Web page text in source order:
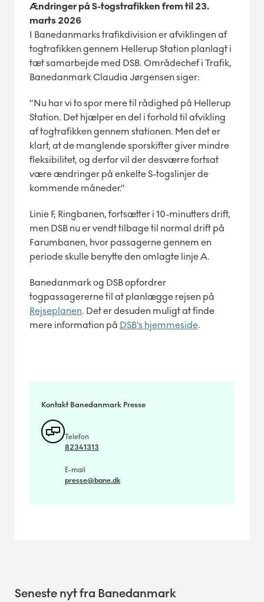
Ændringer på S-togstrafikken frem til 23.
marts 2026
I Banedanmarks trafikdivision er afviklingen af
togtrafikken gennem Hellerup Station planlagt i
tæt samarbejde med DSB. Områdechef i Trafik,
Banedanmark Claudia Jørgensen siger:
”Nu har vi to spor mere til rådighed på Hellerup
Station. Det hjælper en del i forhold til afvikling
af togtrafikken gennem stationen. Men det er
klart, at de manglende sporskifter giver mindre
fleksibilitet, og derfor vil der desværre fortsat
være ændringer på enkelte S-togslinjer de
kommende måneder.”
Linie F, Ringbanen, fortsætter i 10-minutters drift,
men DSB nu er vendt tilbage til normal drift på
Farumbanen, hvor passagerne gennem en
periode skulle benytte den omlagte linje A.
Banedanmark og DSB opfordrer
togpassagererne til at planlægge rejsen på
Rejseplanen. Det er desuden muligt at finde
mere information på DSB’s hjemmeside.
Kontakt Banedanmark Presse
Telefon
82341313
E-mail
presse@bane.dk
Seneste nyt fra Banedanmark